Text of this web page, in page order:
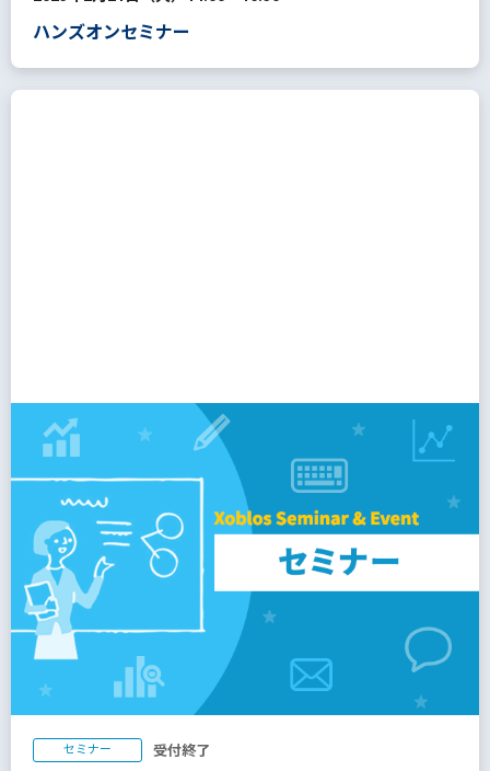
ハンズオンセミナー
セミナー 受付終了